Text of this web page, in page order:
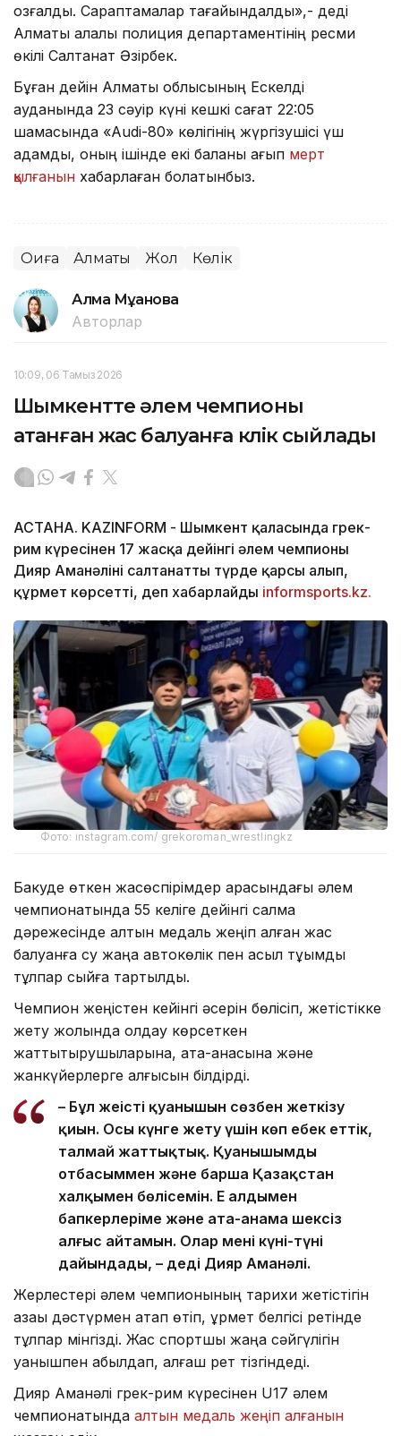
қозғалды. Сараптамалар тағайындалды»,- деді
Алматы қалалық полиция департаментінің ресми
өкілі Салтанат Әзірбек.
Бұған дейін Алматы облысының Ескелді
ауданында 23 сәуір күні кешкі сағат 22:05
шамасында «Audi-80» көлігінің жүргізушісі үш
адамды, оның ішінде екі баланы қағып мерт
қылғанын хабарлаған болатынбыз.
Оқиға Алматы Жол Көлік
Алма Мұқанова
Авторлар
10:09, 06 Тамыз 2026
Шымкентте әлем чемпионы
атанған жас балуанға көлік сыйлады
АСТАНА. KAZINFORM - Шымкент қаласында грек-
рим күресінен 17 жасқа дейінгі әлем чемпионы
Дияр Аманәліні салтанатты түрде қарсы алып,
құрмет көрсетті, деп хабарлайды informsports.kz.
Фото: instagram.com/ grekoroman_wrestlingkz
Бакуде өткен жасөспірімдер арасындағы әлем
чемпионатында 55 келіге дейінгі салмақ
дәрежесінде алтын медаль жеңіп алған жас
балуанға су жаңа автокөлік пен асыл тұқымды
тұлпар сыйға тартылды.
Чемпион жеңістен кейінгі әсерін бөлісіп, жетістікке
жету жолында қолдау көрсеткен
жаттықтырушыларына, ата-анасына және
жанкүйерлерге алғысын білдірді.
– Бұл жеңістің қуанышын сөзбен жеткізу
қиын. Осы күнге жету үшін көп еңбек еттік,
талмай жаттықтық. Қуанышымды
отбасыммен және барша Қазақстан
халқымен бөлісемін. Ең алдымен
бапкерлеріме және ата-анама шексіз
алғыс айтамын. Олар мені күні-түні
дайындады, – деді Дияр Аманәлі.
Жерлестері әлем чемпионының тарихи жетістігін
қазақы дәстүрмен атап өтіп, құрмет белгісі ретінде
тұлпар мінгізді. Жас спортшы жаңа сәйгүлігін
қуанышпен қабылдап, алғаш рет тізгіндеді.
Дияр Аманәлі грек-рим күресінен U17 әлем
чемпионатында алтын медаль жеңіп алғанын